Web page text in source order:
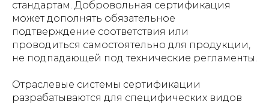
стандартам. Добровольная сертификация
может дополнять обязательное
подтверждение соответствия или
проводиться самостоятельно для продукции,
не подпадающей под технические регламенты.
Отраслевые системы сертификации
разрабатываются для специфических видов